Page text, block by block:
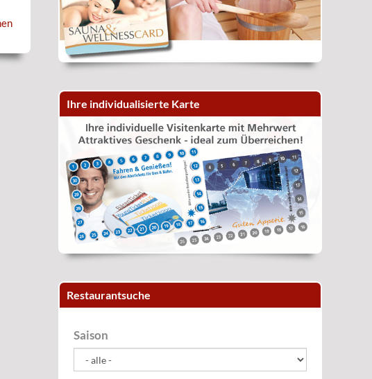
Ihre individualisierte Karte
Restaurantsuche
Saison